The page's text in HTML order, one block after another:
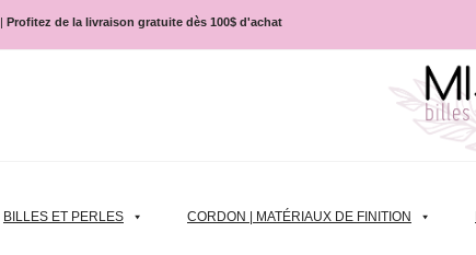
|Profitez de la livraison gratuite dès 100$ d'achat
BILLES ET PERLES CORDON | MATÉRIAUX DE FINITION